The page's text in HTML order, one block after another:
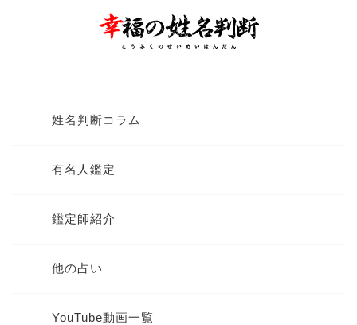
姓名判断コラム
有名人鑑定
鑑定師紹介
他の占い
YouTube動画一覧